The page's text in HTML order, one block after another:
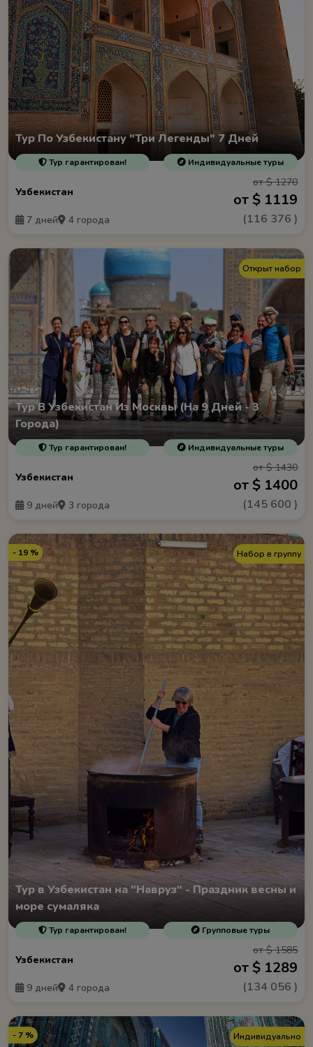
Тур По Узбекистану "Три Легенды" 7 Дней
Тур гарантирован! Индивидуальные туры
Узбекистан
7 дней 4 города
от $ 1270
от $ 1119
(116 376 )
Открыт набор
Тур В Узбекистан Из Москвы (На 9 Дней - 3
Города)
Тур гарантирован! Индивидуальные туры
Узбекистан
9 дней 3 города
от $ 1430
от $ 1400
(145 600 )
Набор в группу
- 19 %
Тур в Узбекистан на "Навруз" - Праздник весны и
море сумаляка
Тур гарантирован! Групповые туры
Узбекистан
9 дней 4 города
от $ 1585
от $ 1289
(134 056 )
Индивидуально
- 7 %